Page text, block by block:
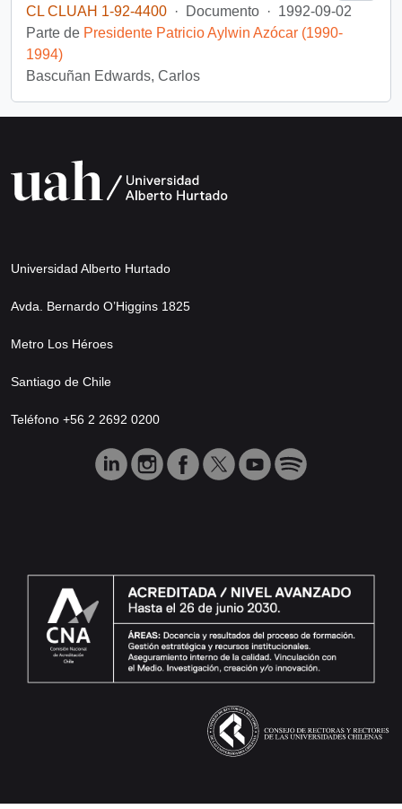
CL CLUAH 1-92-4400 · Documento · 1992-09-02
Parte de Presidente Patricio Aylwin Azócar (1990-
1994)
Bascuñan Edwards, Carlos
Universidad Alberto Hurtado
Avda. Bernardo O’Higgins 1825
Metro Los Héroes
Santiago de Chile
Teléfono +56 2 2692 0200